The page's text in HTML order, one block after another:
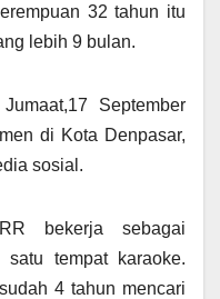
32 tahun itu
lebih 9 bulan.
September
di Kota Denpasar,
sosial.
bekerja sebagai
tempat karaoke.
4 tahun mencari